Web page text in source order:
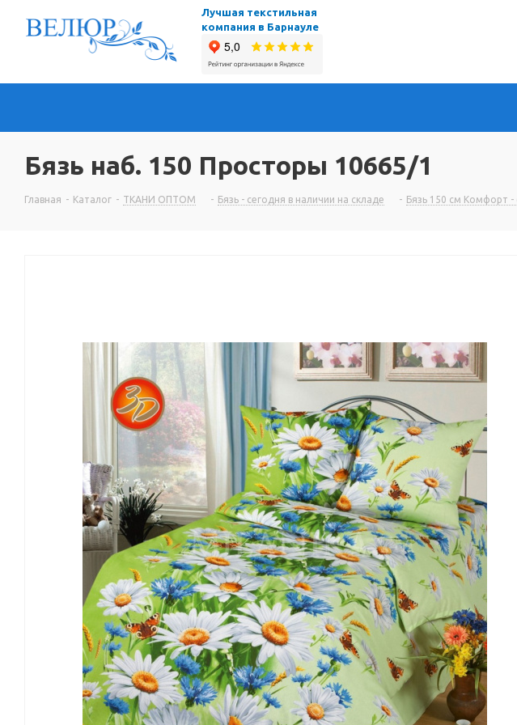
Лучшая текстильная
компания в Барнауле
Бязь наб. 150 Просторы 10665/1
Главная - Каталог - ТКАНИ ОПТОМ - Бязь - сегодня в наличии на складе - Бязь 150 см Комфорт -